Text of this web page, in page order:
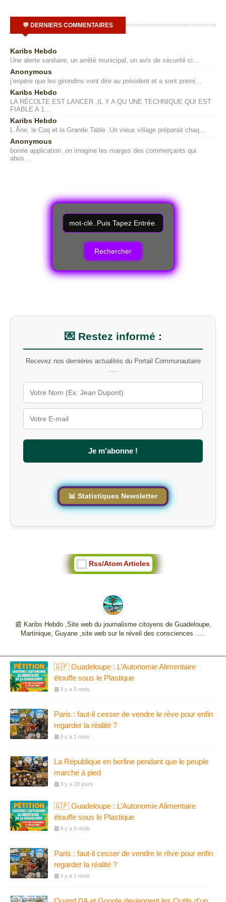
💬 DERNIERS COMMENTAIRES
Karibs Hebdo
Une alerte sanitaire, un arrêté municipal, un avis de sécurité ci…
Anonymous
j’espère que les girondins vont dire au président et a sont premi…
Karibs Hebdo
LA RÉCOLTE EST LANCER ,IL Y A QU UNE TECHNIQUE QUI EST
FIABLE A 1…
Karibs Hebdo
L Âne, le Coq et la Grande Table .Un vieux village préparait chaq…
Anonymous
bonne application ,on imagine les marges des commerçants qui
abus…
R
e
c
m
o
t
-
l
é
u
r
l
e
💌 Restez informé :
Recevez nos dernières actualités du Portail Communautaire
....
Je m'abonne !
📊 Statistiques Newsletter
Rss/Atom Articles
📰 Karibs Hebdo ,Site web du journalisme citoyens de Guadeloupe,
Martinique, Guyane ,site web sur le réveil des consciences .....
🇬🇵 Guadeloupe : L’Autonomie Alimentaire
étouffe sous le Plastique
Il y a 5 mois
Paris : faut-il cesser de vendre le rêve pour enfin
regarder la réalité ?
Il y a 1 mois
La République en berline pendant que le peuple
marche à pied
Il y a 18 jours
🇬🇵 Guadeloupe : L’Autonomie Alimentaire
étouffe sous le Plastique
Il y a 5 mois
Paris : faut-il cesser de vendre le rêve pour enfin
regarder la réalité ?
Il y a 1 mois